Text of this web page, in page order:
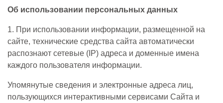
Об использовании персональных данных
1. При использовании информации, размещенной на
сайте, технические средства сайта автоматически
распознают сетевые (IP) адреса и доменные имена
каждого пользователя информации.
Упомянутые сведения и электронные адреса лиц,
пользующихся интерактивными сервисами Сайта и